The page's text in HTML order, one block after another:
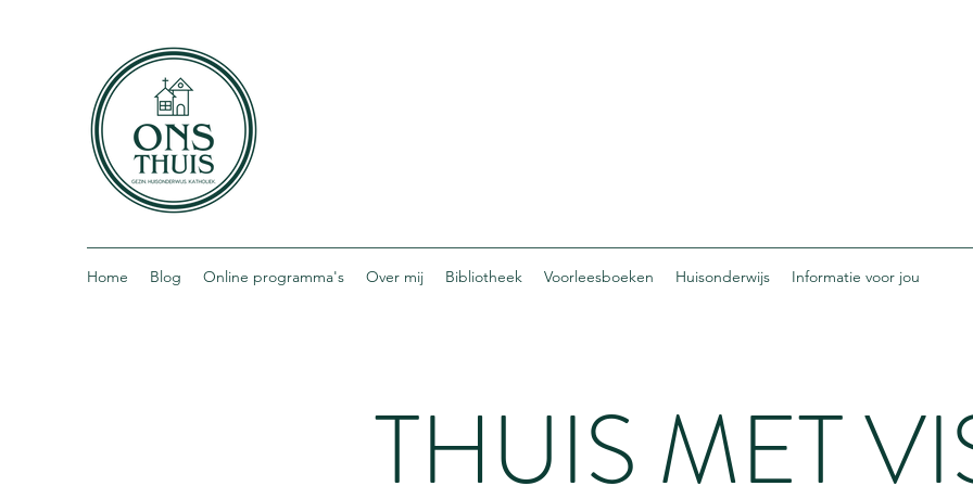
Home Blog Online programma's Over mij Bibliotheek Voorleesboeken Huisonderwijs Informatie voor jou
THUIS MET